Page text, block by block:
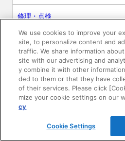
修理・点検
お問い合わせ
ログイン
建築・設計関係者様向けサイト
ユーザー登録サービス
WEB見積システム
We use cookies to improve your
site, to personalize content and
traffic. We share information
site with our advertising and
y combine it with other
ded to them or that they have
of their services. Please click
mize your cookie settings on our
cy
Cookie Settings